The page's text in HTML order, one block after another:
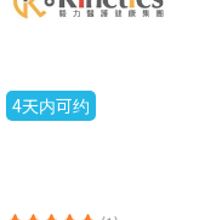
4天内可约